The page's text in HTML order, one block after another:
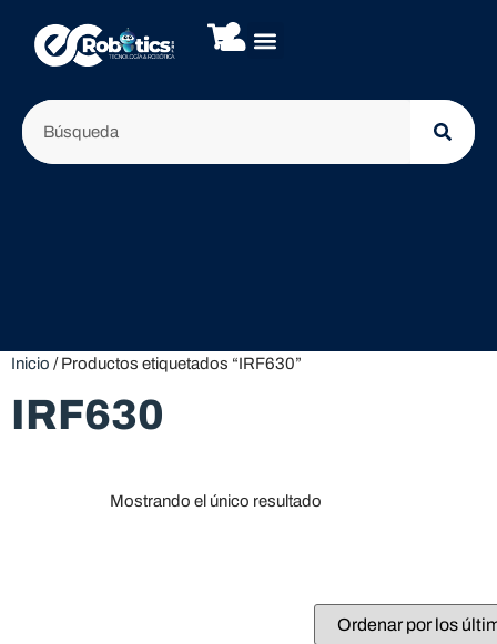
Inicio / Productos etiquetados “IRF630”
IRF630
Mostrando el único resultado